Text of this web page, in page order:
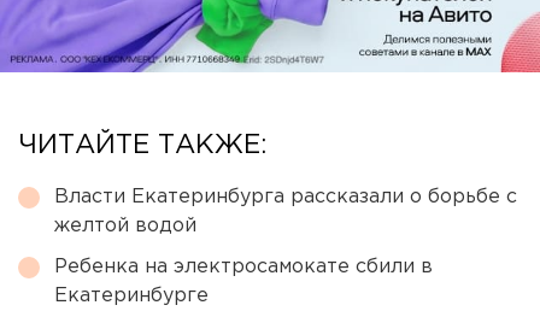
ЧИТАЙТЕ ТАКЖЕ:
Власти Екатеринбурга рассказали о борьбе с
желтой водой
Ребенка на электросамокате сбили в
Екатеринбурге